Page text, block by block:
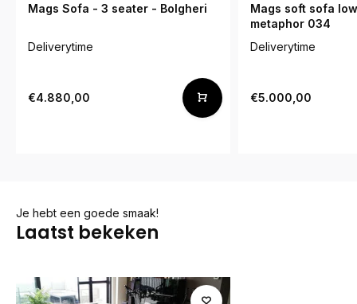
Mags Sofa - 3 seater - Bolgheri
Deliverytime
€4.880,00
Mags soft sofa
metaphor 034
Deliverytime
€5.000,00
Je hebt een goede smaak!
Laatst bekeken